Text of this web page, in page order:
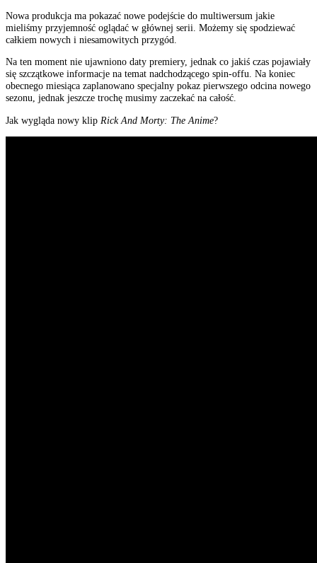
Nowa produkcja ma pokazać nowe podejście do multiwersum jakie
mieliśmy przyjemność oglądać w głównej serii. Możemy się spodziewać
całkiem nowych i niesamowitych przygód.
Na ten moment nie ujawniono daty premiery, jednak co jakiś czas pojawiały
się szczątkowe informacje na temat nadchodzącego spin-offu. Na koniec
obecnego miesiąca zaplanowano specjalny pokaz pierwszego odcina nowego
sezonu, jednak jeszcze trochę musimy zaczekać na całość.
Jak wygląda nowy klip Rick And Morty: The Anime?